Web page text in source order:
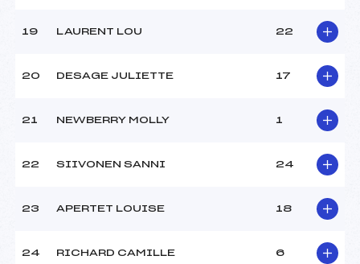
19 LAURENT LOU 22
20 DESAGE JULIETTE 17
21 NEWBERRY MOLLY 1
22 SIIVONEN SANNI 24
23 APERTET LOUISE 18
24 RICHARD CAMILLE 6